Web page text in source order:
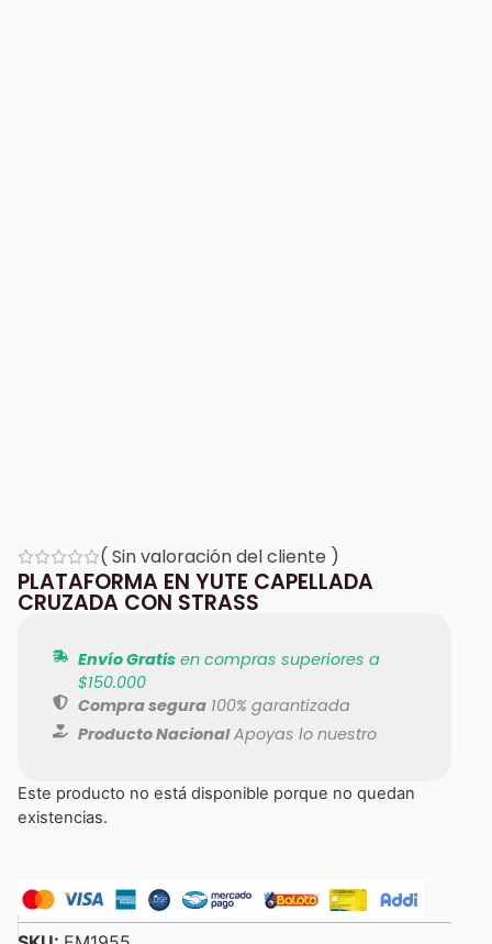
( Sin valoración del cliente )
PLATAFORMA EN YUTE CAPELLADA
CRUZADA CON STRASS
Envío Gratisen compras superiores a
$150.000
Compra segura100% garantizada
Producto NacionalApoyas lo nuestro
Este producto no está disponible porque no quedan
existencias.